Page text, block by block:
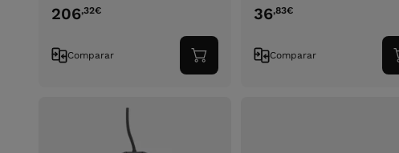
206,32€
Comparar
Adicionar
ao
36,83€
Comparar